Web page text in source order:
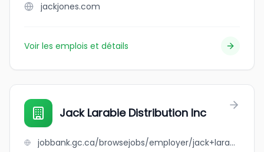
jackjones.com
Voir les emplois et détails
Jack Larabie Distribution Inc
jobbank.gc.ca/browsejobs/employer/jack+larabie+distribution+inc/ca